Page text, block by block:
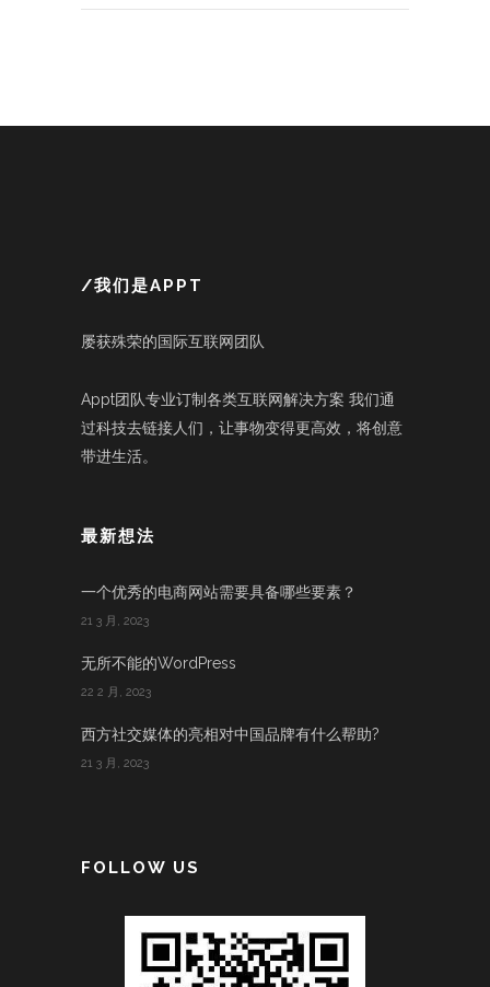
/我们是APPT
屡获殊荣的国际互联网团队
Appt团队专业订制各类互联网解决方案 我们通
过科技去链接人们，让事物变得更高效，将创意
带进生活。
最新想法
一个优秀的电商网站需要具备哪些要素？
21 3 月, 2023
无所不能的WordPress
22 2 月, 2023
西方社交媒体的亮相对中国品牌有什么帮助?
21 3 月, 2023
FOLLOW US